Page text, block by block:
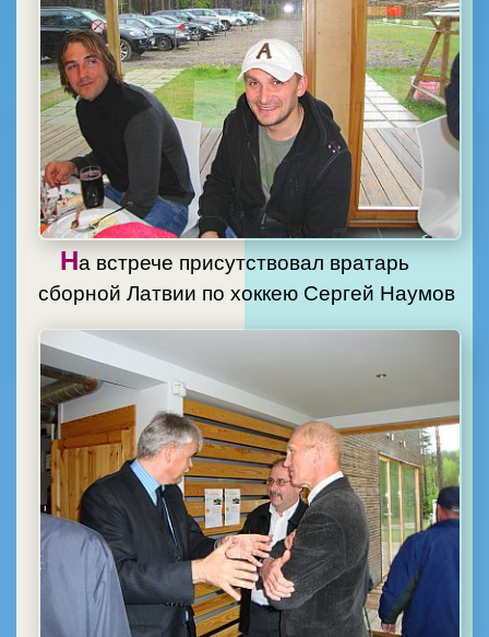
На встрече присутствовал вратарь
сборной Латвии по хоккею Сергей Наумов